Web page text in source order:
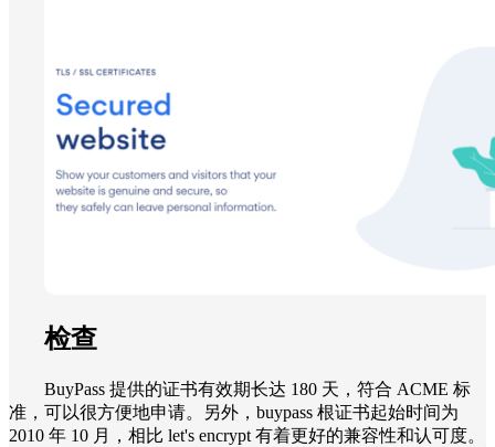
检查
BuyPass 提供的证书有效期长达 180 天，符合 ACME 标
准，可以很方便地申请。另外，buypass 根证书起始时间为
2010‎ 年 10 月，相比 let's encrypt 有着更好的兼容性和认可度。